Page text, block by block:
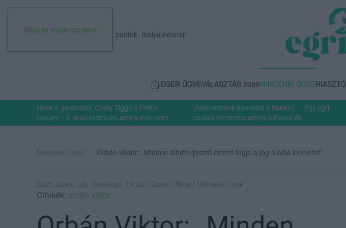
Skip to main content
2026. augusztus 07., péntek, Ibolya névnap
EGER ÜGYEVÁLASZTÁS 2026MINDENKI ÜGYERIASZTÓ
Hírek a garázsból: Chery Tiggo 9 PHEV
Luxury – A kínai prémium, amely már nem...
„Nem tettünk nyomást a fiunkra” – Egy egri
család története, amely a Rapid Wi...
Mindenki Ügye Orbán Viktor: „Minden álhírterjesztő érezni fogja a jog hűvös leheletét”
2025. szept. 28. Vasárnap, 19:33 | Csarnó Ákos | Mindenki ügye
Címkék: orbán viktor